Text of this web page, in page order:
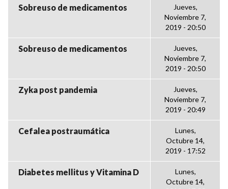
Sobreuso de medicamentos
Jueves,
Noviembre 7,
2019 - 20:50
Sobreuso de medicamentos
Jueves,
Noviembre 7,
2019 - 20:50
Zyka post pandemia
Jueves,
Noviembre 7,
2019 - 20:49
Cefalea postraumática
Lunes,
Octubre 14,
2019 - 17:52
Diabetes mellitus y Vitamina D
Lunes,
Octubre 14,